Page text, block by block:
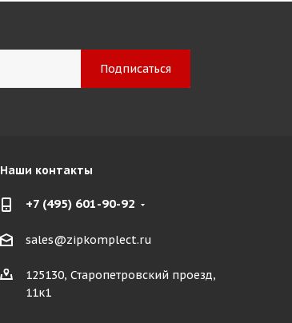
Наши контакты
+7 (495) 601-90-92
sales@zipkomplect.ru
125130, Старопетровский проезд,
11к1